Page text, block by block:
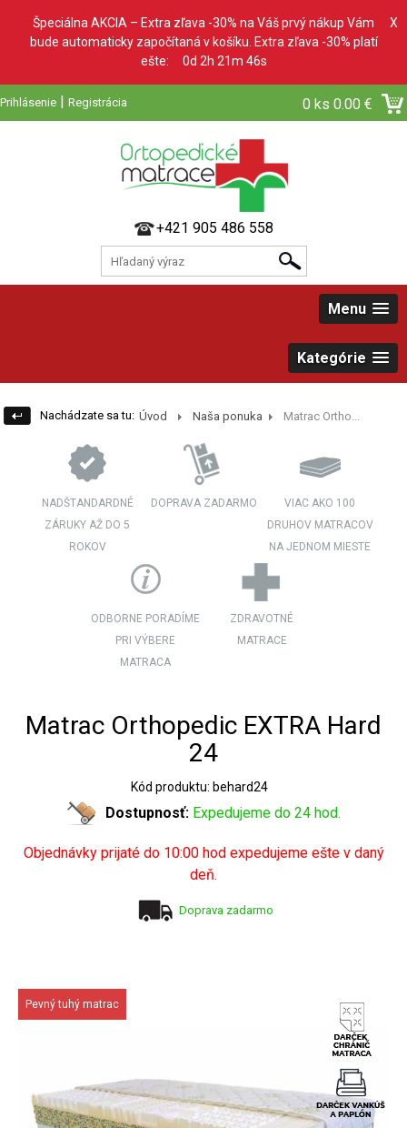
Špeciálna AKCIA – Extra zľava -30% na Váš prvý nákup Vám
bude automaticky započítaná v košíku. Extra zľava -30% platí
ešte: 0d 2h 21m 45s
X
Prihlásenie | Registrácia 0 ks 0.00 €
+421 905 486 558
Menu
Kategórie
Nachádzate sa tu: Úvod Naša ponuka Matrac Ortho...
NADŠTANDARDNÉ
ZÁRUKY AŽ DO 5
ROKOV
DOPRAVA ZADARMO
VIAC AKO 100
DRUHOV MATRACOV
NA JEDNOM MIESTE
ODBORNE PORADÍME
PRI VÝBERE
MATRACA
ZDRAVOTNÉ
MATRACE
Matrac Orthopedic EXTRA Hard
24
Kód produktu: behard24
Dostupnosť: Expedujeme do 24 hod.
Objednávky prijaté do 10:00 hod expedujeme ešte v daný
deň.
Doprava zadarmo
Pevný tuhý matrac